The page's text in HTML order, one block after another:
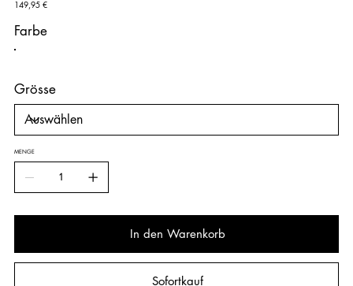
Preis
149,95 €
Farbe
Grösse
MENGE
In den Warenkorb
Sofortkauf